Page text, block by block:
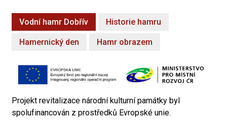
Vodní hamr Dobřív Historie hamru
Hamernický den Hamr obrazem
Projekt revitalizace národní kulturní památky byl
spolufinancován z prostředků Evropské unie.